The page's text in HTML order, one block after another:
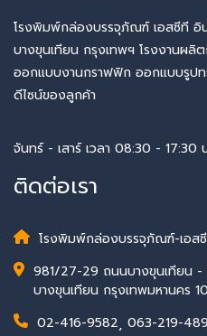
โรงพิมพ์กล่องบรรจุภัณฑ์ เอสซีที อิ
บางขุนเทียน กรุงเทพฯ โรงงานผ
ออกแบบงานกราฟฟิก ออกแบบรูป
ดีไซน์ของลูกค้า
จันทร์ - เสาร์ เวลา 08:30 - 17:30
ติดต่อเรา
โรงพิมพ์กล่องบรรจุภัณฑ์-เอส
981/27-29 ถนนบางขุนเทียน -
บางขุนเทียน กรุงเทพมหานคร
02-416-9582, 063-219-